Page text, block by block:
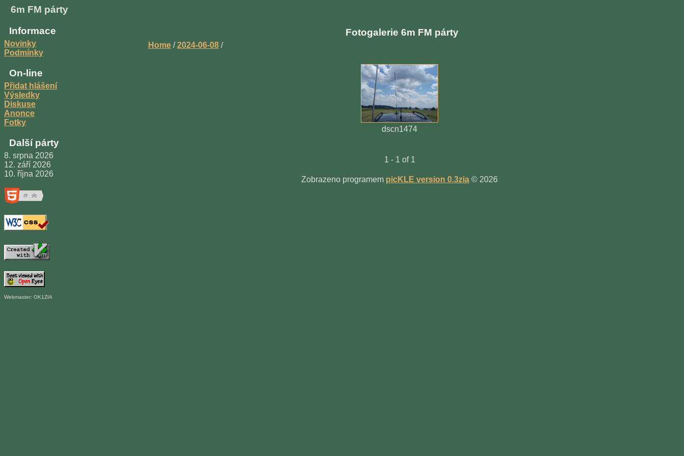
6m FM párty
Informace
Novinky
Podmínky
On-line
Přidat hlášení
Výsledky
Diskuse
Anonce
Fotky
Další párty
8. srpna 2026
12. září 2026
10. října 2026
Webmaster: OK1ZIA
Fotogalerie 6m FM párty
Home /2024-06-08 /
dscn1474
1 - 1 of 1
Zobrazeno programem picKLE version 0.3zia © 2026